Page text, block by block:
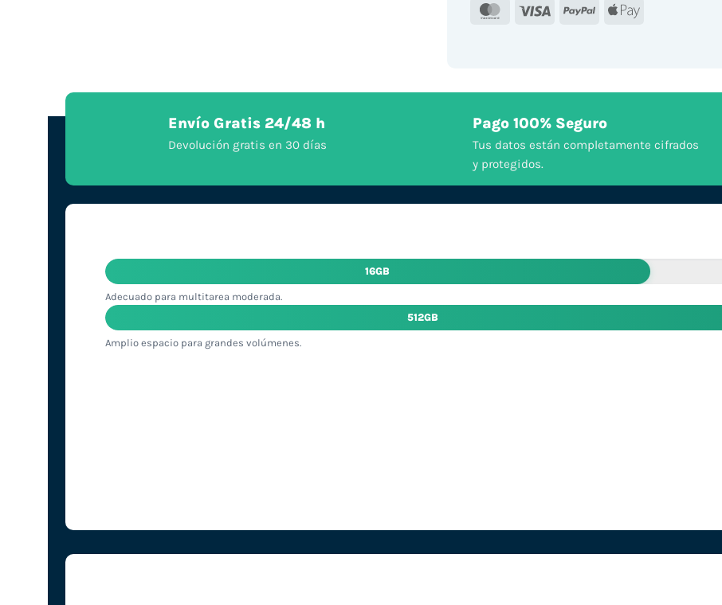
MasterCard
Visa PayPal Apple
Envío Gratis 24/48 h
Devolución gratis en 30 días
Pago 100% Seguro
Tus datos están completamente cifrados
y protegidos.
16GB
Adecuado para multitarea moderada.
512GB
Amplio espacio para grandes volúmenes.